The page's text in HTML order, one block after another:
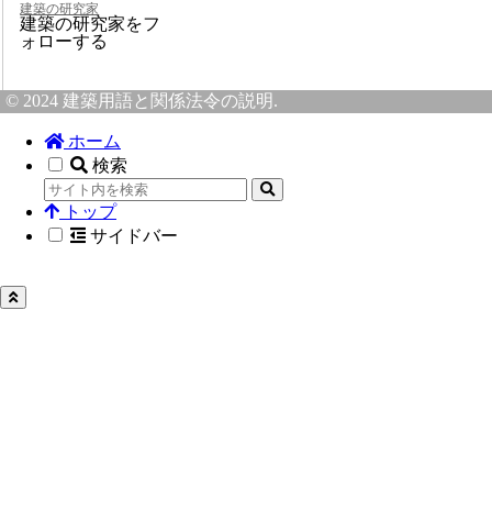
建築の研究家
建築の研究家をフ
ォローする
© 2024 建築用語と関係法令の説明.
ホーム
検索
トップ
サイドバー